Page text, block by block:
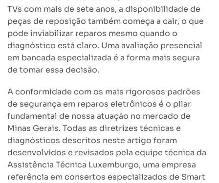
TVs com mais de sete anos, a disponibilidade de
peças de reposição também começa a cair, o que
pode inviabilizar reparos mesmo quando o
diagnóstico está claro. Uma avaliação presencial
em bancada especializada é a forma mais segura
de tomar essa decisão.
A conformidade com os mais rigorosos padrões
de segurança em reparos eletrônicos é o pilar
fundamental de nossa atuação no mercado de
Minas Gerais. Todas as diretrizes técnicas e
diagnósticos descritos neste artigo foram
desenvolvidos e revisados pela equipe técnica da
Assistência Técnica Luxemburgo, uma empresa
referência em consertos especializados de Smart